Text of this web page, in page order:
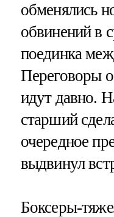
обменялись
обвинений в
поединка
Переговоры о
идут давно.
старший
очередное
выдвинул
Боксеры-